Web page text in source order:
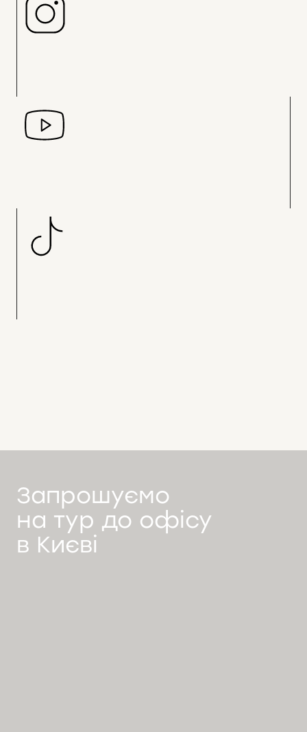
Запрошуємо
на тур до офісу
в Києві